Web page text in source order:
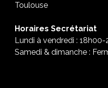
Toulouse
Horaires Secrétariat
Lundi à vendredi : 18h00-
Samedi & dimanche :